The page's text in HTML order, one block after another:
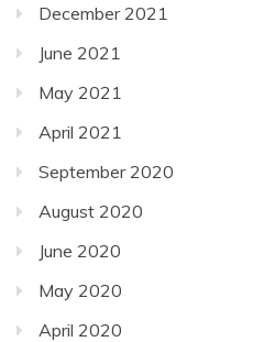
December 2021
June 2021
May 2021
April 2021
September 2020
August 2020
June 2020
May 2020
April 2020